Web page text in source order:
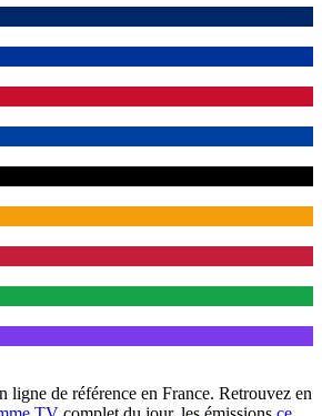
ligne de référence en France. Retrouvez en